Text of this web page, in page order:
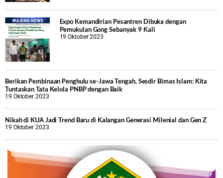
Expo Kemandirian Pesantren Dibuka dengan
Pemukulan Gong Sebanyak 9 Kali
19 Oktober 2023
Berikan Pembinaan Penghulu se-Jawa Tengah, Sesdir Bimas Islam: Kita
Tuntaskan Tata Kelola PNBP dengan Baik
19 Oktober 2023
Nikah di KUA Jadi Trend Baru di Kalangan Generasi Milenial dan Gen Z
19 Oktober 2023